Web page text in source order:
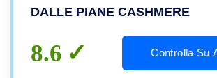
DALLE PIANE CASHMERE
8.6 Controlla Su